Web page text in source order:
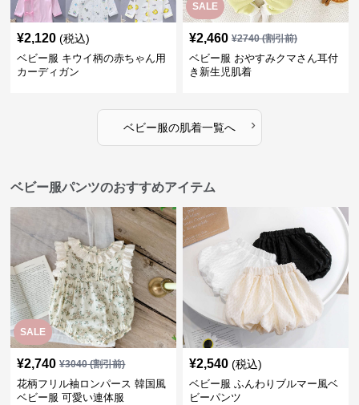
¥2,120 (税込)
ベビー服 キウイ柄の赤ちゃん用
カーディガン
SALE
¥2,460 ¥2740(割引前)
ベビー服 おやすみクマさん耳付
き新生児肌着
ベビー服の肌着一覧へ ›
ベビー服パンツのおすすめアイテム
SALE
¥2,740 ¥3040(割引前)
花柄フリル袖ロンパース 韓国風
ベビー服 可愛い連体服
¥2,540 (税込)
ベビー服 ふんわりブルマー風ベ
ビーパンツ